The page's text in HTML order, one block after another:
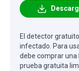
El detector
infectado. Para
debe comprar una
prueba gratuita